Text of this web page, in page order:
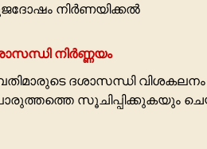
നിര്‍ണയിക്കല്‍
നിര്‍ണ്ണയം
ദശാസന്ധി
സൂചിപ്പിക്കുകയും